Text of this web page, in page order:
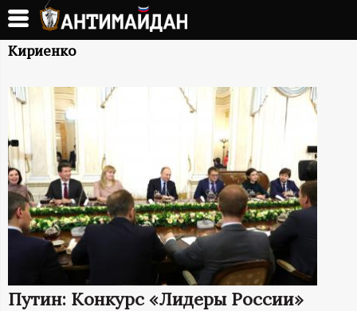
Перейти
основному
А
Н
Т
И
М
А
Й
Кириенко
Путин: Конкурс «Лидеры России»